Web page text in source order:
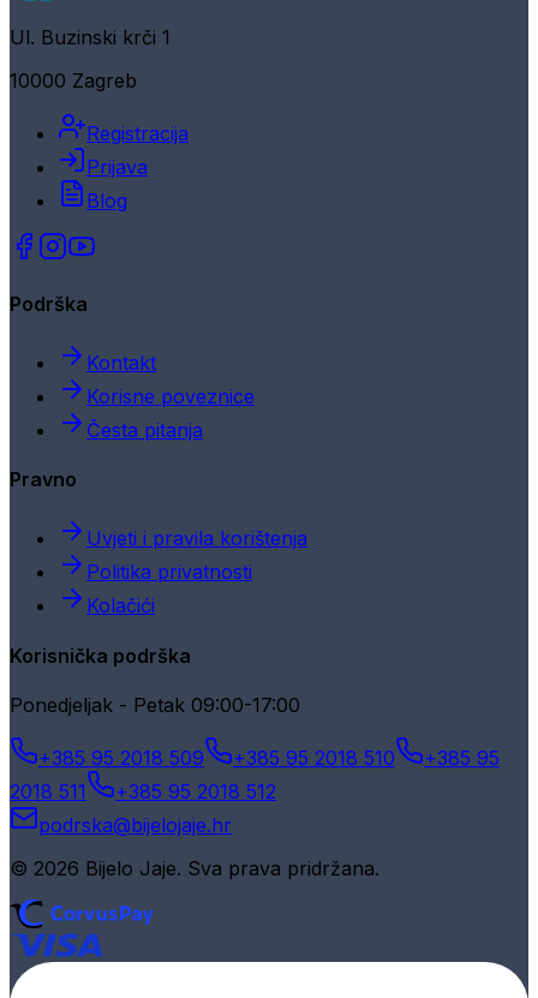
Ul. Buzinski krči 1
10000 Zagreb
Registracija
Prijava
Blog
Podrška
Kontakt
Korisne poveznice
Česta pitanja
Pravno
Uvjeti i pravila korištenja
Politika privatnosti
Kolačići
Korisnička podrška
Ponedjeljak - Petak 09:00-17:00
+385 95 2018 509 +385 95 2018 510
+385 95
2018 511
+385 95 2018 512
podrska@bijelojaje.hr
© 2026 Bijelo Jaje. Sva prava pridržana.